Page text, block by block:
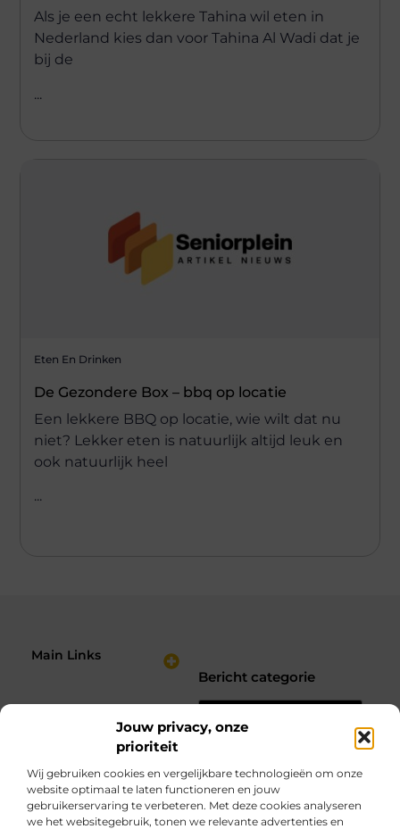
Jouw privacy, onze
prioriteit
Wij gebruiken cookies en vergelijkbare technologieën om onze
website optimaal te laten functioneren en jouw
gebruikerservaring te verbeteren. Met deze cookies analyseren
we het websitegebruik, tonen we relevante advertenties en
Als je een echt lekkere Tahina wil eten in
Nederland kies dan voor Tahina Al Wadi dat je
bij de
...
Eten En Drinken
De Gezondere Box – bbq op locatie
Een lekkere BBQ op locatie, wie wilt dat nu
niet? Lekker eten is natuurlijk altijd leuk en
ook natuurlijk heel
...
Main Links
Bericht categorie